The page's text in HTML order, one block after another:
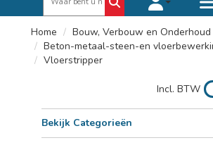
Toggle
Home
Bouw, Verbouw en Onderhoud
Beton-metaal-steen-en
Vloerstripper
Incl. BTW
Bekijk Categorieën